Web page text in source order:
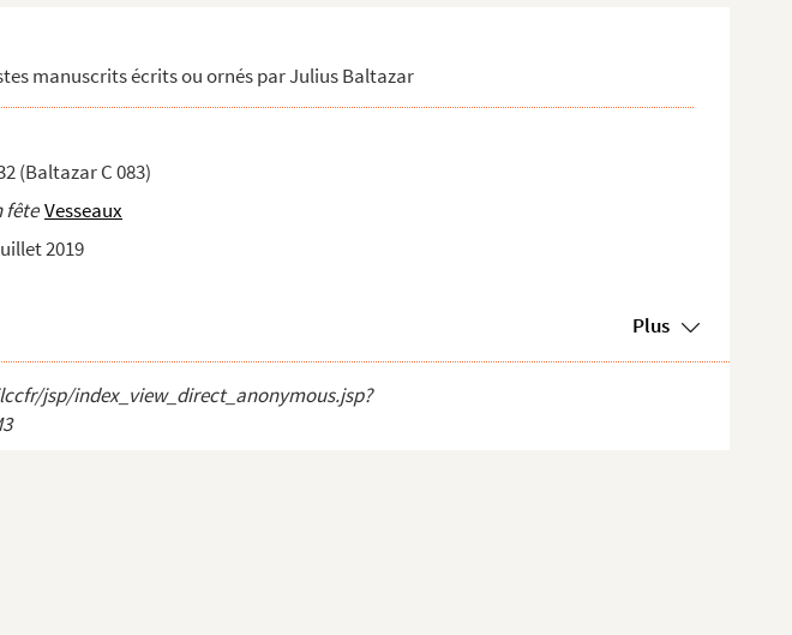
Delitte et baltazaquarelléesMon...
et aquabaltazarellésMonticello
manuscrits écrits ou ornés par Julius Baltazar
(Baltazar C 083)
fête Vesseaux
2019
Plus
jsp/index_view_direct_anonymous.jsp?